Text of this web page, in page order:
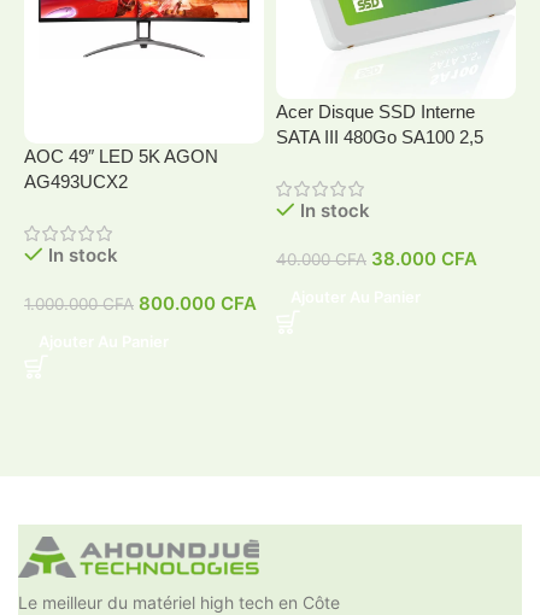
AOC 49″ LED 5K AGON
AG493UCX2
In stock
1.000.000CFA 800.000 CFA
Acer Disque SSD Interne
SATA III 480Go SA100 2,5
In stock
40.000CFA 38.000 CFA
Le meilleur du matériel high tech en Côte